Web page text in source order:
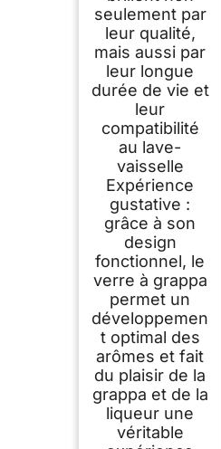
seulement par
leur qualité,
mais aussi par
leur longue
durée de vie et
leur
compatibilité
au lave-
vaisselle
Expérience
gustative :
grâce à son
design
fonctionnel, le
verre à grappa
permet un
développemen
t optimal des
arômes et fait
du plaisir de la
grappa et de la
liqueur une
véritable